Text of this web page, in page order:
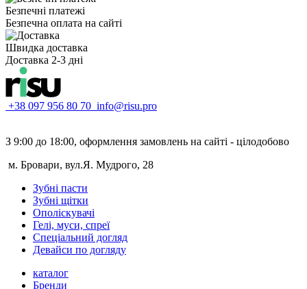
Безпечні платежі
Безпечна оплата на сайті
Швидка доставка
Доставка 2-3 дні
+38 097 956 80 70 info@risu.pro
З 9:00 до 18:00, оформлення замовлень на сайті - цілодобово
м. Бровари, вул.Я. Мудрого, 28
Зубні пасти
Зубні щітки
Ополіскувачі
Гелі, муси, спреї
Спеціальний догляд
Девайси по догляду
каталог
Бренди